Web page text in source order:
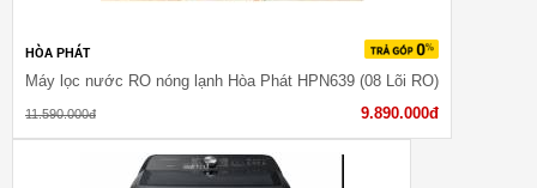
HÒA PHÁT
Máy lọc nước RO nóng lạnh Hòa Phát HPN639 (08 Lõi RO)
11.590.000đ 9.890.000đ